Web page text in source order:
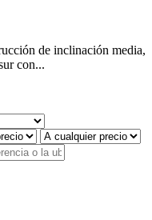
de inclinación media,
con...